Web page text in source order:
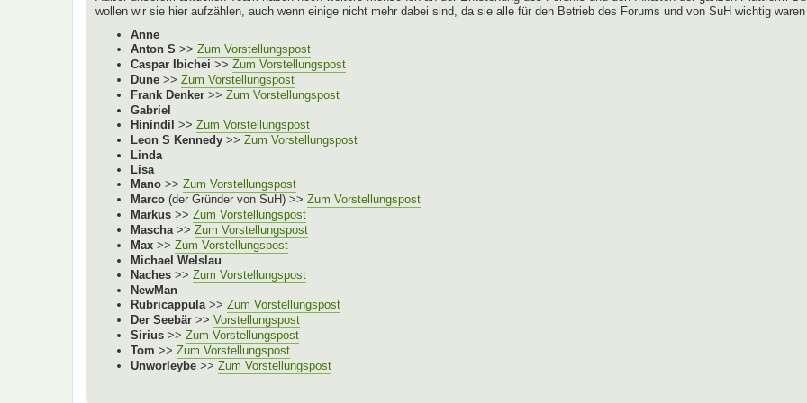
wollen wir sie hier aufzählen, auch wenn einige nicht mehr dabei sind, da sie alle für den Betrieb des Forums und von SuH wichtig waren
Anne
Anton S >> Zum Vorstellungspost
Caspar Ibichei >> Zum Vorstellungspost
Dune >> Zum Vorstellungspost
Frank Denker >> Zum Vorstellungspost
Gabriel
Hinindil >> Zum Vorstellungspost
Leon S Kennedy >> Zum Vorstellungspost
Linda
Lisa
Mano >> Zum Vorstellungspost
Marco (der Gründer von SuH) >> Zum Vorstellungspost
Markus >> Zum Vorstellungspost
Mascha>> Zum Vorstellungspost
Max >> Zum Vorstellungspost
Michael Welslau
Naches >> Zum Vorstellungspost
NewMan
Rubricappula>> Zum Vorstellungspost
Der Seebär >> Vorstellungspost
Sirius >> Zum Vorstellungspost
Tom >> Zum Vorstellungspost
Unworleybe >> Zum Vorstellungspost